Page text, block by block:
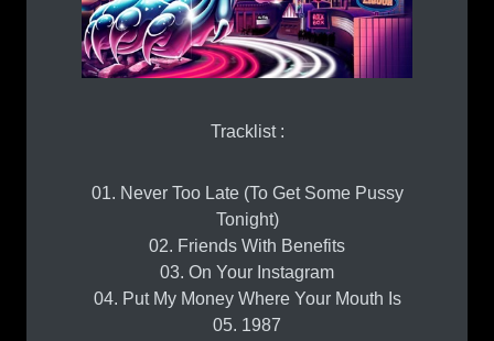
Tracklist :
01. Never Too Late (To Get Some Pussy
Tonight)
02. Friends With Benefits
03. On Your Instagram
04. Put My Money Where Your Mouth Is
05. 1987